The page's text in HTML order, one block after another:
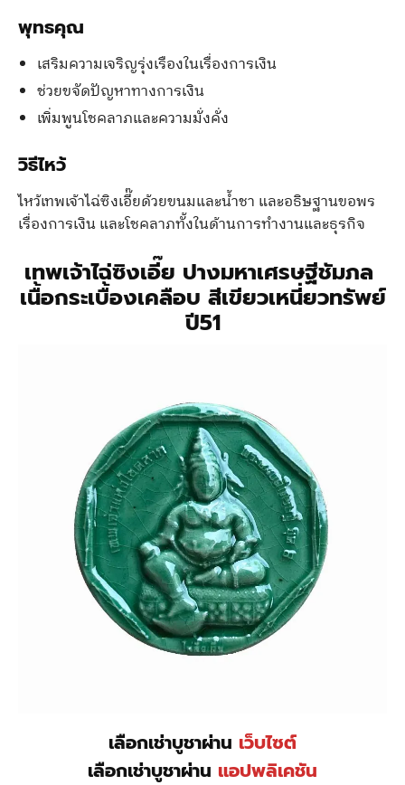
พุทธคุณ
เสริมความเจริญรุ่งเรืองในเรื่องการเงิน
ช่วยขจัดปัญหาทางการเงิน
เพิ่มพูนโชคลาภและความมั่งคั่ง
วิธีไหว้
ไหว้เทพเจ้าไฉ่ซิงเอี๊ยด้วยขนมและน้ำชา และอธิษฐานขอพร
เรื่องการเงิน และโชคลาภทั้งในด้านการทำงานและธุรกิจ
เทพเจ้าไฉ่ซิงเอี๊ย ปางมหาเศรษฐีชัมภล
เนื้อกระเบื้องเคลือบ สีเขียวเหนี่ยวทรัพย์
ปี51
เลือกเช่าบูชาผ่าน เว็บไซต์
เลือกเช่าบูชาผ่าน แอปพลิเคชัน